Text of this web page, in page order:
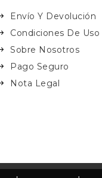
Envío Y Devolución
Condiciones De Uso
Sobre Nosotros
Pago Seguro
Nota Legal